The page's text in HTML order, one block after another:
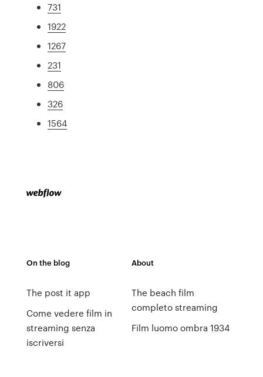
731
1922
1267
231
806
326
1564
On the blog
The post it app
Come vedere film in
streaming senza
iscriversi
About
The beach film
completo streaming
Film luomo ombra 1934